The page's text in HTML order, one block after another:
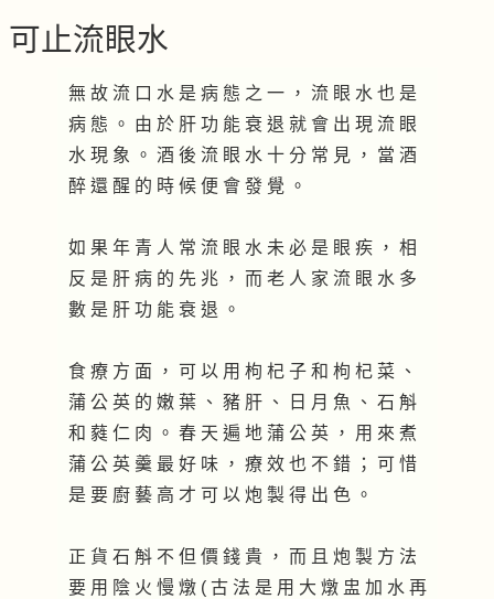
可止流眼水
無 故 流 口 水 是 病 態 之 一 ， 流 眼 水 也 是
病 態 。 由 於 肝 功 能 衰 退 就 會 出 現 流 眼
水 現 象 。 酒 後 流 眼 水 十 分 常 見 ， 當 酒
醉 還 醒 的 時 候 便 會 發 覺 。
如 果 年 青 人 常 流 眼 水 未 必 是 眼 疾 ， 相
反 是 肝 病 的 先 兆 ， 而 老 人 家 流 眼 水 多
數 是 肝 功 能 衰 退 。
食 療 方 面 ， 可 以 用 枸 杞 子 和 枸 杞 菜 、
蒲 公 英 的 嫩 葉 、 豬 肝 、 日 月 魚 、 石 斛
和 蕤 仁 肉 。 春 天 遍 地 蒲 公 英 ， 用 來 煮
蒲 公 英 羹 最 好 味 ， 療 效 也 不 錯 ； 可 惜
是 要 廚 藝 高 才 可 以 炮 製 得 出 色 。
正 貨 石 斛 不 但 價 錢 貴 ， 而 且 炮 製 方 法
要 用 陰 火 慢 燉 ( 古 法 是 用 大 燉 盅 加 水 再